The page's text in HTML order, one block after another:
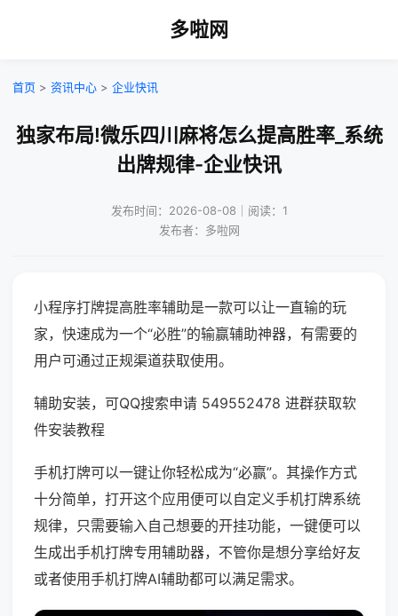
多啦网
首页 > 资讯中心 > 企业快讯
独家布局!微乐四川麻将怎么提高胜率_系统
出牌规律-企业快讯
发布时间：2026-08-08｜阅读：1
发布者：多啦网
小程序打牌提高胜率辅助是一款可以让一直输的玩
家，快速成为一个“必胜”的输赢辅助神器，有需要的
用户可通过正规渠道获取使用。
辅助安装，可QQ搜索申请 549552478 进群获取软
件安装教程
手机打牌可以一键让你轻松成为“必赢”。其操作方式
十分简单，打开这个应用便可以自定义手机打牌系统
规律，只需要输入自己想要的开挂功能，一键便可以
生成出手机打牌专用辅助器，不管你是想分享给好友
或者使用手机打牌AI辅助都可以满足需求。